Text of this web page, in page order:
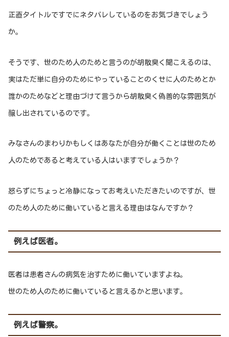
正直タイトルですでにネタバレしているのをお気づきでしょう
か。
そうです、世のため人のためと言うのが胡散臭く聞こえるのは、
実はただ単に自分のためにやっていることのくせに人のためとか
誰かのためなどと理由づけて言うから胡散臭く偽善的な雰囲気が
醸し出されているのです。
みなさんのまわりかもしくはあなたが自分が働くことは世のため
人のためであると考えている人はいますでしょうか？
怒らずにちょっと冷静になってお考えいただきたいのですが、世
のため人のために働いていると言える理由はなんですか？
例えば医者。
医者は患者さんの病気を治すために働いていますよね。
世のため人のために働いていると言えるかと思います。
例えば警察。